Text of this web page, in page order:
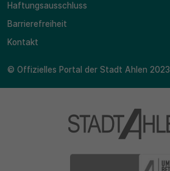
Haftungsausschluss
Barrierefreiheit
Kontakt
© Offizielles Portal der Stadt Ahlen 2023